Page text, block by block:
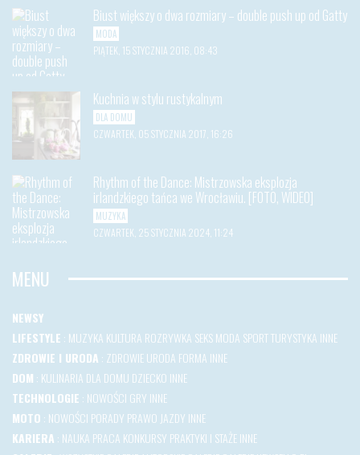
Biust większy o dwa rozmiary – double push up od Gatty
MODA
PIĄTEK, 15 STYCZNIA 2016, 08:43
Kuchnia w stylu rustykalnym
DLA DOMU
CZWARTEK, 05 STYCZNIA 2017, 16:26
Rhythm of the Dance: Mistrzowska eksplozja
irlandzkiego tańca we Wrocławiu. [FOTO, WIDEO]
MUZYKA
CZWARTEK, 25 STYCZNIA 2024, 11:24
MENU
NEWSY
LIFESTYLE : MUZYKA KULTURA ROZRYWKA SEKSMODA SPORTTURYSTYKA INNE
ZDROWIE I URODA : ZDROWIEURODA FORMA INNE
DOM : KULINARIA DLA DOMU DZIECKO INNE
TECHNOLOGIE : NOWOŚCI GRY INNE
MOTO : NOWOŚCI PORADY PRAWO JAZDY INNE
KARIERA : NAUKA PRACA KONKURSY PRAKTYKI I STAŻEINNE